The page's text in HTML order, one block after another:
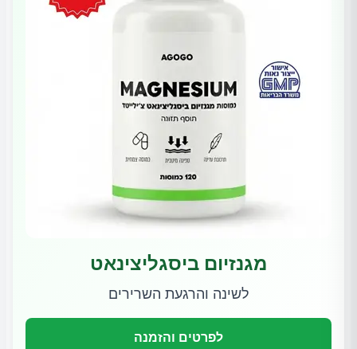
מגנזיום ביסגליצינאט
לשינה והרגעת השרירים
לפרטים והזמנה